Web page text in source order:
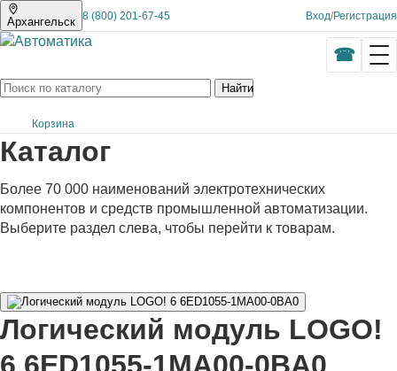
Архангельск 8 (800) 201-67-45 Вход/Регистрация
Найти
Корзина
Каталог
Более 70 000 наименований электротехнических
компонентов и средств промышленной автоматизации.
Выберите раздел слева, чтобы перейти к товарам.
Логический модуль LOGO!